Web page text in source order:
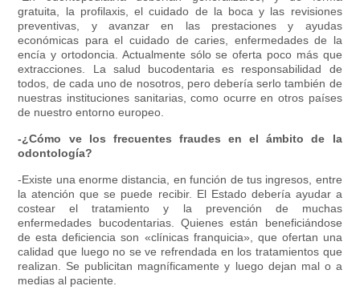
gratuita, la profilaxis, el cuidado de la boca y las revisiones
preventivas, y avanzar en las prestaciones y ayudas
económicas para el cuidado de caries, enfermedades de la
encía y ortodoncia. Actualmente sólo se oferta poco más que
extracciones. La salud bucodentaria es responsabilidad de
todos, de cada uno de nosotros, pero debería serlo también de
nuestras instituciones sanitarias, como ocurre en otros países
de nuestro entorno europeo.
-¿Cómo ve los frecuentes fraudes en el ámbito de la
odontología?
-Existe una enorme distancia, en función de tus ingresos, entre
la atención que se puede recibir. El Estado debería ayudar a
costear el tratamiento y la prevención de muchas
enfermedades bucodentarias. Quienes están beneficiándose
de esta deficiencia son «clínicas franquicia», que ofertan una
calidad que luego no se ve refrendada en los tratamientos que
realizan. Se publicitan magníficamente y luego dejan mal o a
medias al paciente.